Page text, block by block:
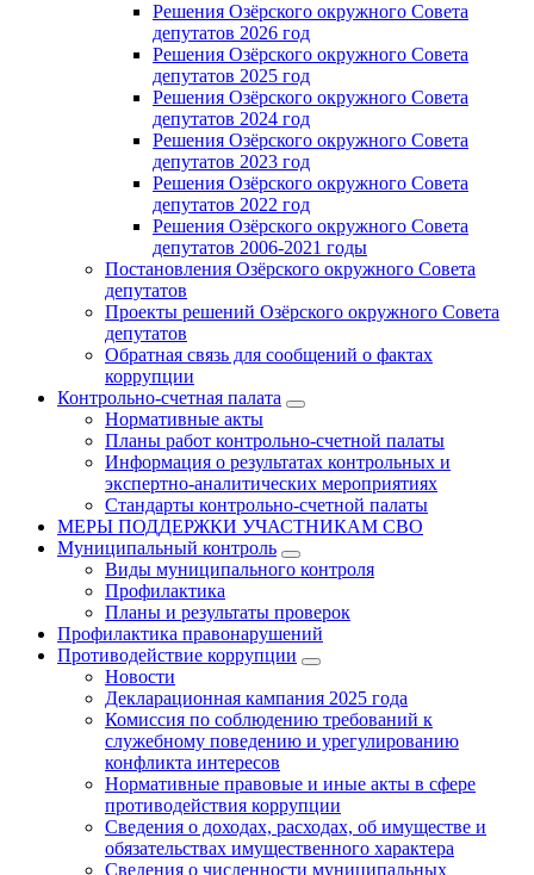
Решения Озёрского окружного Совета
депутатов 2026 год
Решения Озёрского окружного Совета
депутатов 2025 год
Решения Озёрского окружного Совета
депутатов 2024 год
Решения Озёрского окружного Совета
депутатов 2023 год
Решения Озёрского окружного Совета
депутатов 2022 год
Решения Озёрского окружного Совета
депутатов 2006-2021 годы
Постановления Озёрского окружного Совета
депутатов
Проекты решений Озёрского окружного Совета
депутатов
Обратная связь для сообщений о фактах
коррупции
Контрольно-счетная палата
Нормативные акты
Планы работ контрольно-счетной палаты
Информация о результатах контрольных и
экспертно-аналитических мероприятиях
Стандарты контрольно-счетной палаты
МЕРЫ ПОДДЕРЖКИ УЧАСТНИКАМ СВО
Муниципальный контроль
Виды муниципального контроля
Профилактика
Планы и результаты проверок
Профилактика правонарушений
Противодействие коррупции
Новости
Декларационная кампания 2025 года
Комиссия по соблюдению требований к
служебному поведению и урегулированию
конфликта интересов
Нормативные правовые и иные акты в сфере
противодействия коррупции
Сведения о доходах, расходах, об имуществе и
обязательствах имущественного характера
Сведения о численности муниципальных